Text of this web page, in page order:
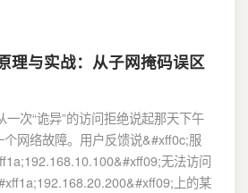
理与实战：从子网掩码误区
次“诡异”的访问拒绝说起那天下午
网络故障。用户反馈说&#xff0c;服
无法访问
上的某